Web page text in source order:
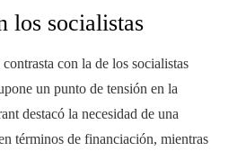
los socialistas
con la de los socialistas
un punto de tensión en la
destacó la necesidad de una
términos de financiación, mientras